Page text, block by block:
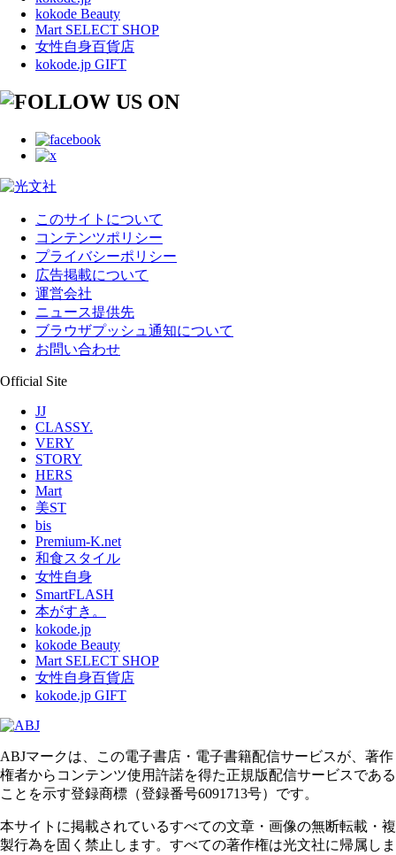
kokode Beauty
Mart SELECT SHOP
女性自身百貨店
kokode.jp GIFT
このサイトについて
コンテンツポリシー
プライバシーポリシー
広告掲載について
運営会社
ニュース提供先
ブラウザプッシュ通知について
お問い合わせ
Official Site
JJ
CLASSY.
VERY
STORY
HERS
Mart
美ST
bis
Premium-K.net
和食スタイル
女性自身
SmartFLASH
本がすき。
kokode.jp
kokode Beauty
Mart SELECT SHOP
女性自身百貨店
kokode.jp GIFT
ABJマークは、この電子書店・電子書籍配信サービスが、著作
権者からコンテンツ使用許諾を得た正規版配信サービスである
ことを示す登録商標（登録番号6091713号）です。
本サイトに掲載されているすべての文章・画像の無断転載・複
製行為を固く禁止します。すべての著作権は光文社に帰属しま